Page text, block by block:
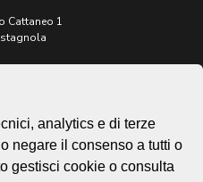
Cattaneo 1
68 50
analytics e di terze
negare il consenso a tutti o
gestisci cookie o consulta